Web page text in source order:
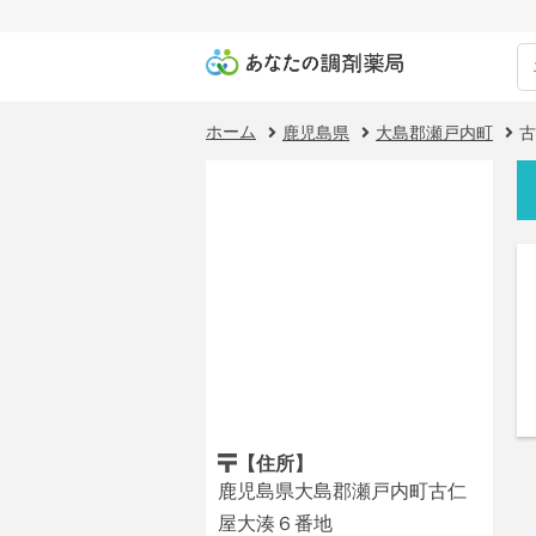
ホーム 鹿児島県 大島郡瀬戸内町
【住所】
鹿児島県大島郡瀬戸内町古仁
屋大湊６番地